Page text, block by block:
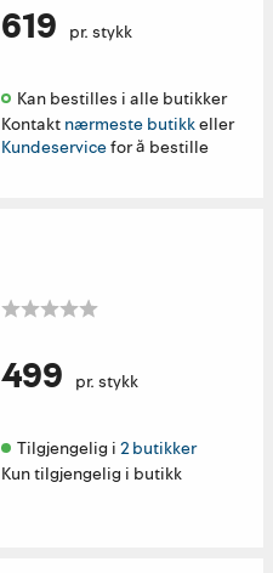
619 pr. stykk
Kan bestilles i alle butikker
Kontakt nærmeste butikkeller
Kundeservicefor å bestille
499 pr. stykk
Tilgjengelig i 2 butikker
Kun tilgjengelig i butikk